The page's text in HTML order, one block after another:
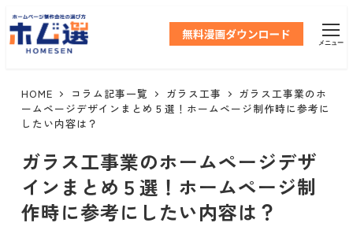
メ
イ
メニュー
HOME コラム記事一覧 ガラス工事
ガラス工事業のホ
ームページデザインまとめ５選！ホームページ制作時に参考に
したい内容は？
ガラス工事業のホームページデザ
インまとめ５選！ホームページ制
作時に参考にしたい内容は？